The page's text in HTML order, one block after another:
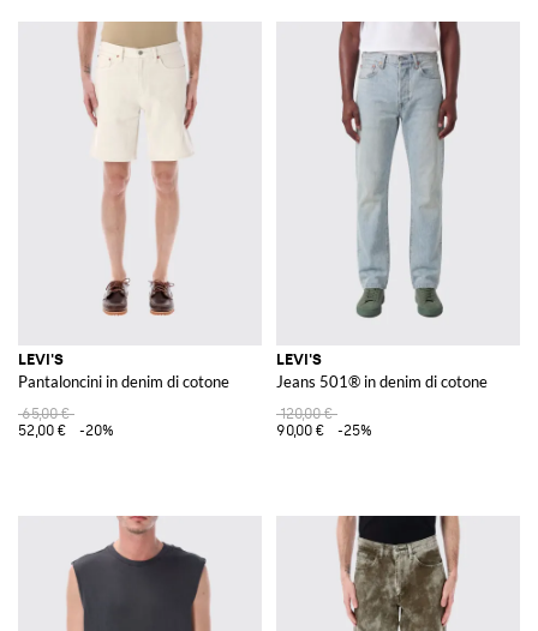
LEVI'S
Pantaloncini in denim di cotone
65,00 €
52,00 €
-20%
LEVI'S
Jeans 501® in denim di cotone
120,00 €
90,00 €
-25%